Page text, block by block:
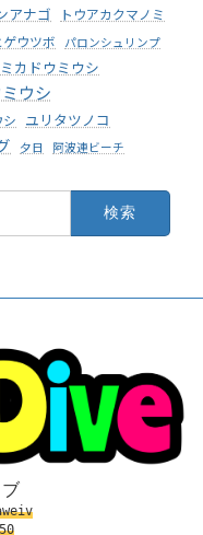
アナゴ トウアカクマノミ
ゲウツボ パロンシュリンプ
ミカドウミウシ
ウシ
ユリタツノコ
夕日 阿波連ビーチ